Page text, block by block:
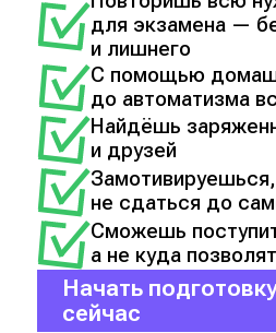
для экзамена —
и лишнего
С помощью
до автоматизма
Найдёшь
и друзей
не сдаться до
Сможешь
а не куда
Начать
сейчас